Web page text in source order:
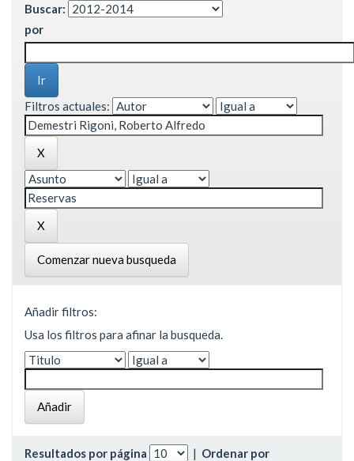
Buscar:
por
Filtros actuales:
Comenzar nueva busqueda
Añadir filtros:
Usa los filtros para afinar la busqueda.
Resultados por página | Ordenar por